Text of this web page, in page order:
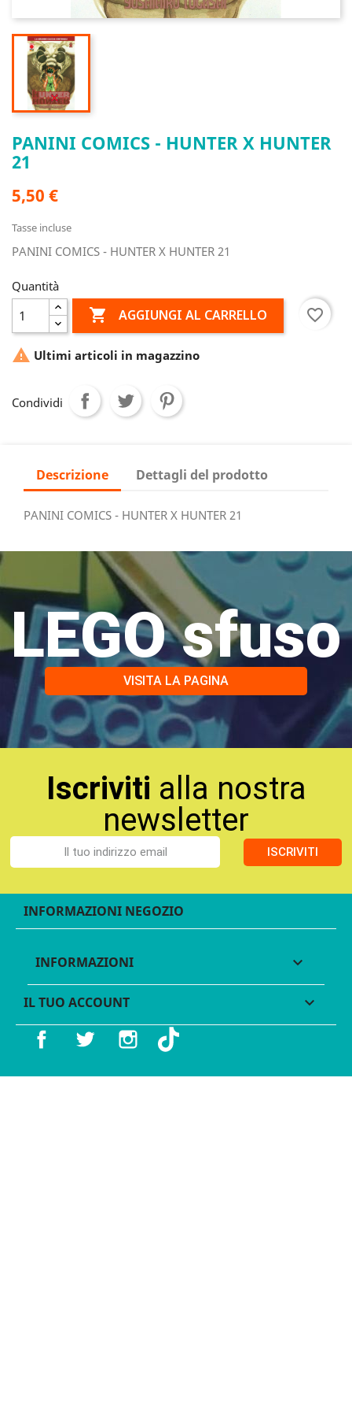
PANINI COMICS - HUNTER X HUNTER
21
5,50 €
Tasse incluse
PANINI COMICS - HUNTER X HUNTER 21
Quantità
 AGGIUNGI AL CARRELLO favorite_border
 Ultimi articoli in magazzino
Condividi
Descrizione Dettagli del prodotto
PANINI COMICS - HUNTER X HUNTER 21
LEGO sfuso
VISITA LA PAGINA
Iscriviti alla nostra
newsletter
ISCRIVITI
INFORMAZIONI NEGOZIO
INFORMAZIONI 
IL TUO ACCOUNT 
Facebook Twitter Instagram